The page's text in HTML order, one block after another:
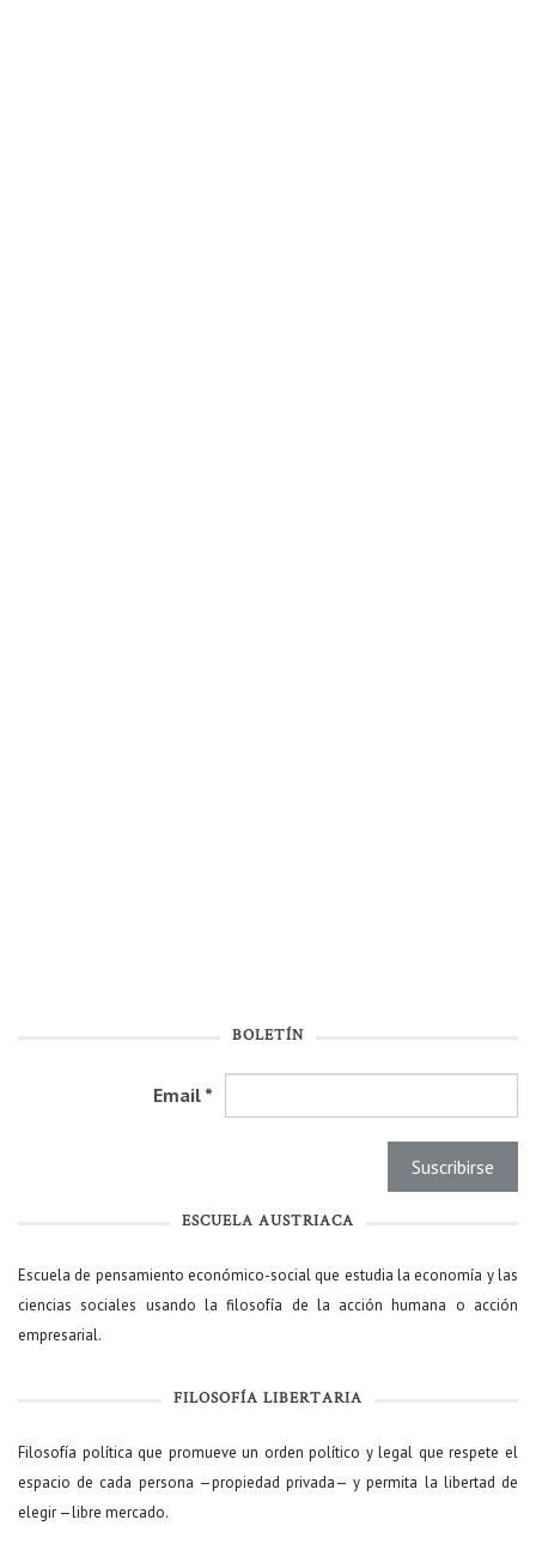
BOLETÍN
Email *
ESCUELA AUSTRIACA
Escuela de pensamiento económico-social que estudia la economía y las
ciencias sociales usando la filosofía de la acción humana o acción
empresarial.
FILOSOFÍA LIBERTARIA
Filosofía política que promueve un orden político y legal que respete el
espacio de cada persona —propiedad privada— y permita la libertad de
elegir —libre mercado.